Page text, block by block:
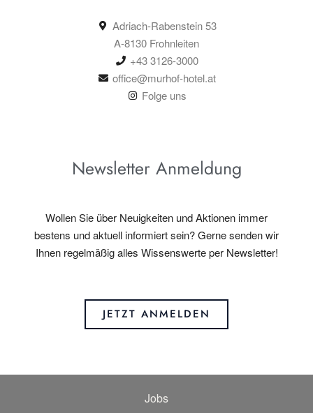
Adriach-Rabenstein 53
A-8130 Frohnleiten
+43 3126-3000
office@murhof-hotel.at
Folge uns
Newsletter Anmeldung
Wollen Sie über Neuigkeiten und Aktionen immer
bestens und aktuell informiert sein? Gerne senden wir
Ihnen regelmäßig alles Wissenswerte per Newsletter!
JETZT ANMELDEN
Jobs